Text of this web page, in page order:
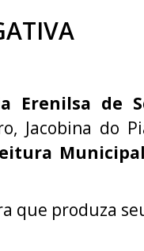
Erenilsa de
Jacobina do
que produza